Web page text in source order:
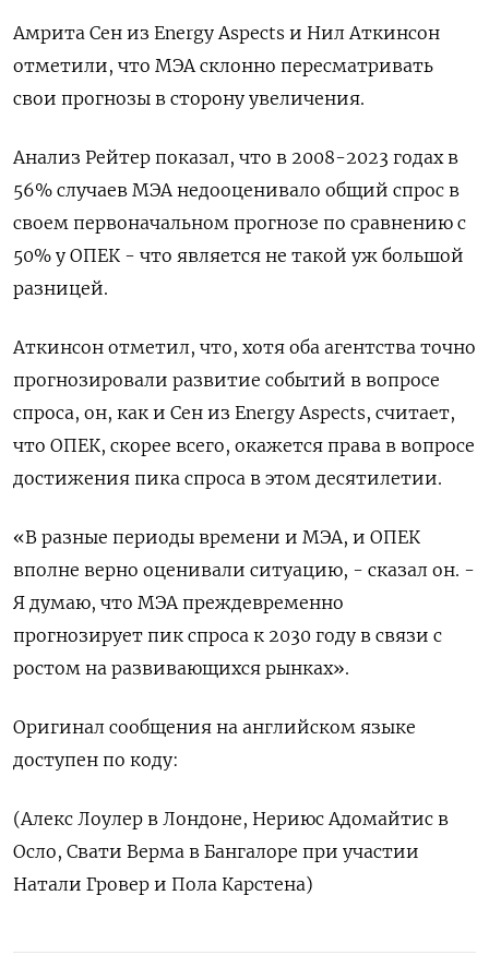
Амрита Сен из Energy Aspects и Нил Аткинсон
отметили, что МЭА склонно пересматривать
свои прогнозы в сторону увеличения.
Анализ Рейтер показал, что в 2008-2023 годах в
56% случаев МЭА недооценивало общий спрос в
своем первоначальном прогнозе по сравнению с
50% у ОПЕК - что является не такой уж большой
разницей.
Аткинсон отметил, что, хотя оба агентства точно
прогнозировали развитие событий в вопросе
спроса, он, как и Сен из Energy Aspects, считает,
что ОПЕК, скорее всего, окажется права в вопросе
достижения пика спроса в этом десятилетии.
«В разные периоды времени и МЭА, и ОПЕК
вполне верно оценивали ситуацию, - сказал он. -
Я думаю, что МЭА преждевременно
прогнозирует пик спроса к 2030 году в связи с
ростом на развивающихся рынках».
Оригинал сообщения на английском языке
доступен по коду:
(Алекс Лоулер в Лондоне, Нериюс Адомайтис в
Осло, Свати Верма в Бангалоре при участии
Натали Гровер и Пола Карстена)